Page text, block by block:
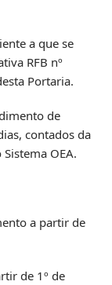
a que se
RFB nº
Portaria.
de
contados da
OEA.
a partir de
de 1º de